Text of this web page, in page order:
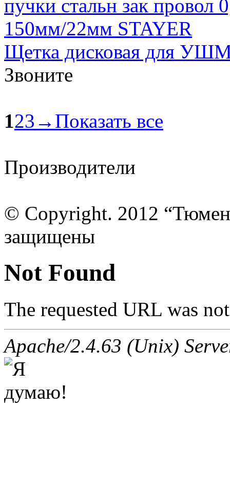
Щетка дисковая для
Звоните
123 → Показать все
Производители
© Copyright. 2012
защищены
Not Found
The requested URL was
Apache/2.4.63 (Unix)